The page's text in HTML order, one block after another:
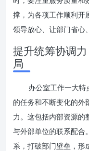
撑，为各项工作顺利开
领导放心、让部门省心
提升统筹协调
局
办公室工作一大
的任务和不断变化的外
力。这包括内部资源的
与外部单位的联系配合
系，打破部门壁垒，形